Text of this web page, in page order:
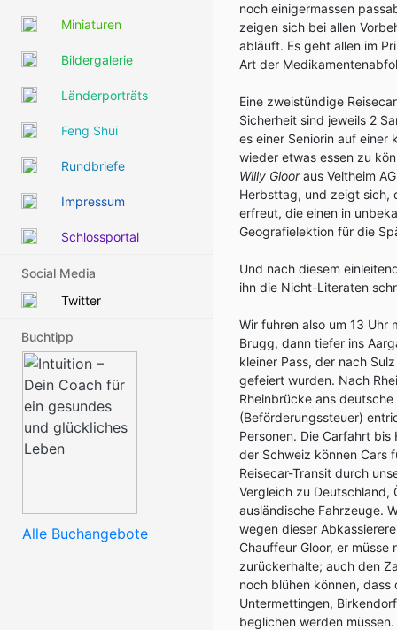
Miniaturen
Bildergalerie
Länderporträts
Feng Shui
Rundbriefe
Impressum
Schlossportal
Social Media
Twitter
Buchtipp
Alle Buchangebote
noch einigermassen
zeigen sich bei allen
abläuft. Es geht allen im
Art der
Eine zweistündige
Sicherheit sind jeweils 2
es einer Seniorin auf
wieder etwas essen zu
Willy Glooraus Veltheim
Herbsttag, und zeigt sich,
erfreut, die einen in
Geografielektion für die
Und nach diesem
ihn die Nicht-Literaten
Wir fuhren also um 13 Uhr
Brugg, dann tiefer ins
kleiner Pass, der nach
gefeiert wurden. Nach
Rheinbrücke ans
(Beförderungssteuer)
Personen. Die Carfahrt
der Schweiz können Cars
Reisecar-Transit durch
Vergleich zu
ausländische Fahrzeuge.
wegen dieser
Chauffeur Gloor, er müsse
zurückerhalte; auch den
noch blühen können,
Untermettingen,
beglichen werden müssen.